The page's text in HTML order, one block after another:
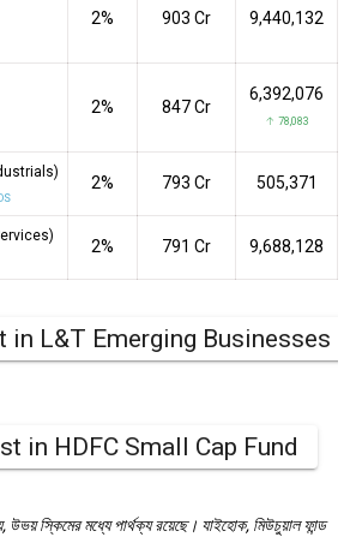
2% ₹903 Cr 9,440,132
2% ₹847 Cr
6,392,076
↑ 78,083
2% ₹793 Cr 505,371
2% ₹791 Cr 9,688,128
in L&T Emerging Businesses
in HDFC Small Cap Fund
উভয় স্কিমের মধ্যে পার্থক্য রয়েছে। যাইহোক, মিউচুয়াল ফান্ড